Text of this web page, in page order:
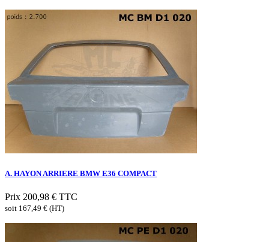
A. HAYON ARRIERE BMW E36 COMPACT
Prix 200,98 € TTC
soit 167,49 € (HT)